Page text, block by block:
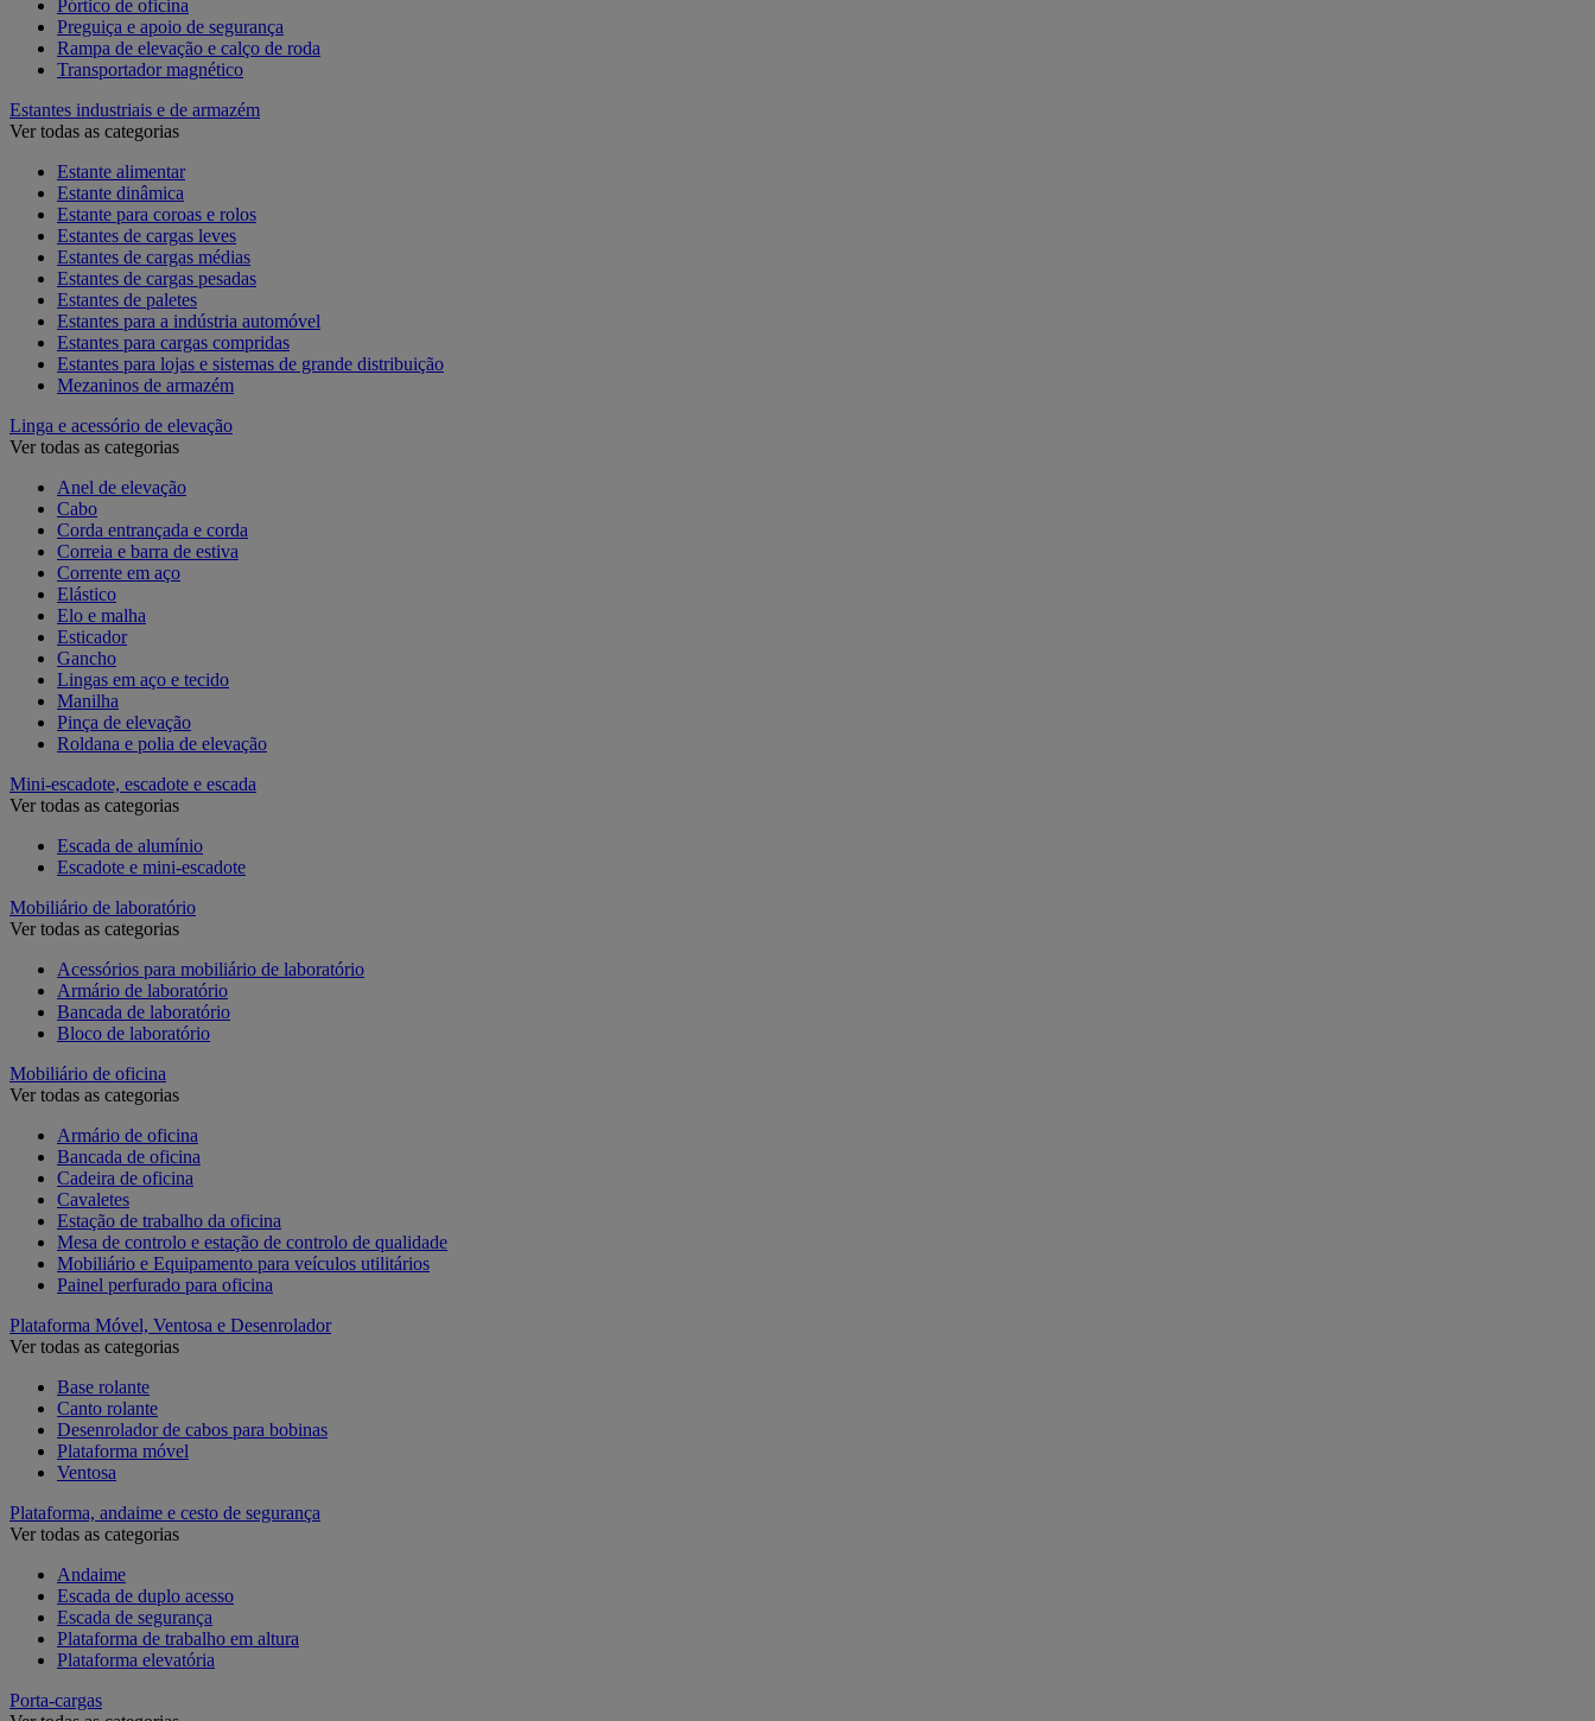
Pórtico de oficina
Preguiça e apoio de segurança
Rampa de elevação e calço de roda
Transportador magnético
Estantes industriais e de armazém
Ver todas as categorias
Estante alimentar
Estante dinâmica
Estante para coroas e rolos
Estantes de cargas leves
Estantes de cargas médias
Estantes de cargas pesadas
Estantes de paletes
Estantes para a indústria automóvel
Estantes para cargas compridas
Estantes para lojas e sistemas de grande distribuição
Mezaninos de armazém
Linga e acessório de elevação
Ver todas as categorias
Anel de elevação
Cabo
Corda entrançada e corda
Correia e barra de estiva
Corrente em aço
Elástico
Elo e malha
Esticador
Gancho
Lingas em aço e tecido
Manilha
Pinça de elevação
Roldana e polia de elevação
Mini-escadote, escadote e escada
Ver todas as categorias
Escada de alumínio
Escadote e mini-escadote
Mobiliário de laboratório
Ver todas as categorias
Acessórios para mobiliário de laboratório
Armário de laboratório
Bancada de laboratório
Bloco de laboratório
Mobiliário de oficina
Ver todas as categorias
Armário de oficina
Bancada de oficina
Cadeira de oficina
Cavaletes
Estação de trabalho da oficina
Mesa de controlo e estação de controlo de qualidade
Mobiliário e Equipamento para veículos utilitários
Painel perfurado para oficina
Plataforma Móvel, Ventosa e Desenrolador
Ver todas as categorias
Base rolante
Canto rolante
Desenrolador de cabos para bobinas
Plataforma móvel
Ventosa
Plataforma, andaime e cesto de segurança
Ver todas as categorias
Andaime
Escada de duplo acesso
Escada de segurança
Plataforma de trabalho em altura
Plataforma elevatória
Porta-cargas